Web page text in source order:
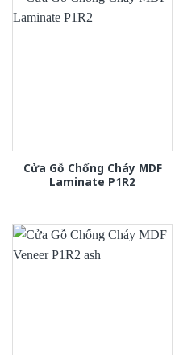
Cửa Gỗ Chống Cháy MDF
Laminate P1R2